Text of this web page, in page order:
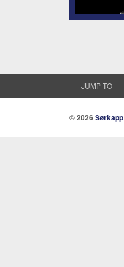
JUMP TO
© 2026Sørkapp